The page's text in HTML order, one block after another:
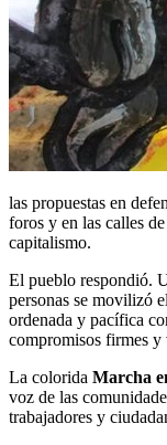
las propuestas en
foros y en las calles
capitalismo.
El pueblo respondió.
personas se movilizó
ordenada y pacífica
compromisos firmes y
La colorida Marcha
voz de las
trabajadores y